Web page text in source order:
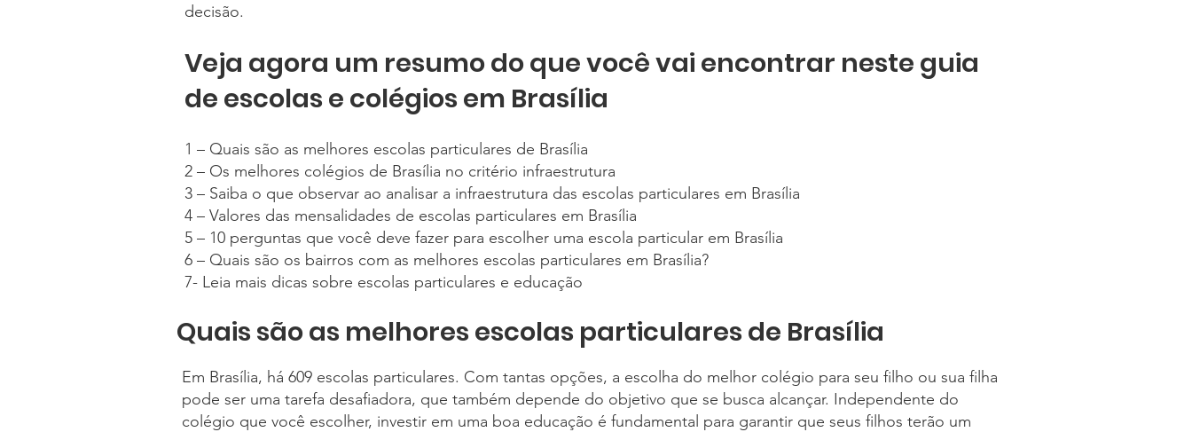
decisão.
Veja agora um resumo do que você vai encontrar neste guia
de escolas e colégios em Brasília
1 – Quais são as melhores escolas particulares de Brasília
2 – Os melhores colégios de Brasília no critério infraestrutura
3 – Saiba o que observar ao analisar a infraestrutura das escolas particulares em Brasília
4 – Valores das mensalidades de escolas particulares em Brasília
5 – 10 perguntas que você deve fazer para escolher uma escola particular em Brasília
6 – Quais são os bairros com as melhores escolas particulares em Brasília?
7- Leia mais dicas sobre escolas particulares e educação
Quais são as melhores escolas particulares de Brasília
Em Brasília, há 609 escolas particulares. Com tantas opções, a escolha do melhor colégio para seu filho ou sua filha
pode ser uma tarefa desafiadora, que também depende do objetivo que se busca alcançar. Independente do
colégio que você escolher, investir em uma boa educação é fundamental para garantir que seus filhos terão um